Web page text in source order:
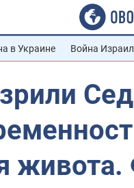
в Украине Война
живота.